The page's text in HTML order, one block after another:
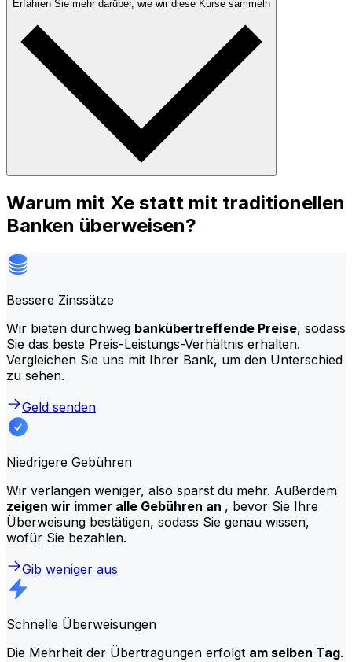
Erfahren Sie mehr darüber, wie wir diese Kurse sammeln
Warum mit Xe statt mit traditionellen
Banken überweisen?
Bessere Zinssätze
Wir bieten durchweg bankübertreffende Preise, sodass
Sie das beste Preis-Leistungs-Verhältnis erhalten.
Vergleichen Sie uns mit Ihrer Bank, um den Unterschied
zu sehen.
Geld senden
Niedrigere Gebühren
Wir verlangen weniger, also sparst du mehr. Außerdem
zeigen wir immer alle Gebühren an , bevor Sie Ihre
Überweisung bestätigen, sodass Sie genau wissen,
wofür Sie bezahlen.
Gib weniger aus
Schnelle Überweisungen
Die Mehrheit der Übertragungen erfolgt am selben Tag.